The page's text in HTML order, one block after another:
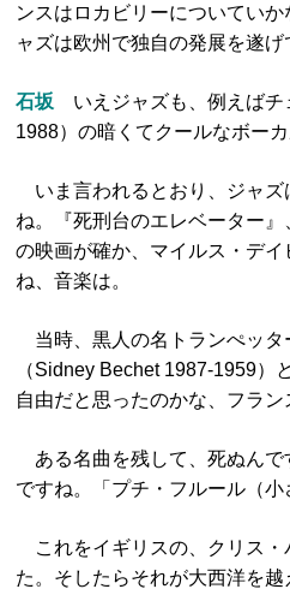
ンスはロカビリーについてい
ャズは欧州で独自の発展を遂げ
石坂 いえジャズも、例えばチ
1988）の暗くてクールなボーカ
いま言われるとおり、ジャズ
ね。『死刑台のエレベーター
の映画が確か、マイルス・デ
ね、音楽は。
当時、黒人の名トランぺッタ
（Sidney Bechet 1987-1959）
自由だと思ったのかな、フラン
ある名曲を残して、死ぬんで
ですね。「プチ・フルール（小
これをイギリスの、クリス・
た。そしたらそれが大西洋を